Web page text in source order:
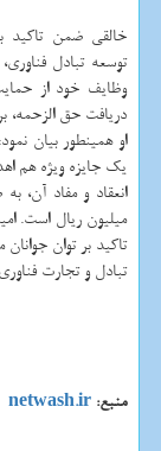
خالقی ضمن تاکید
توسعه تبادل
وظایف خود از
دریافت حق الزحمه،
او همینطور بیان
یک جایزه ویژه هم
میلیون ریال است.
تاکید بر توان
تبادل و تجارت
منبع: netwash.ir